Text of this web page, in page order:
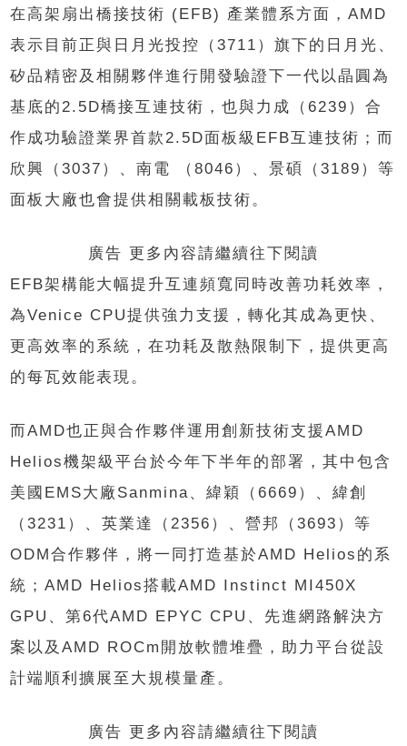
在高架扇出橋接技術 (EFB) 產業體系方面，AMD
表示目前正與日月光投控（3711）旗下的日月光、
矽品精密及相關夥伴進行開發驗證下一代以晶圓為
基底的2.5D橋接互連技術，也與力成（6239）合
作成功驗證業界首款2.5D面板級EFB互連技術；而
欣興（3037）、南電 （8046）、景碩（3189）等
面板大廠也會提供相關載板技術。
廣告 更多內容請繼續往下閱讀
EFB架構能大幅提升互連頻寬同時改善功耗效率，
為Venice CPU提供強力支援，轉化其成為更快、
更高效率的系統，在功耗及散熱限制下，提供更高
的每瓦效能表現。
而AMD也正與合作夥伴運用創新技術支援AMD
Helios機架級平台於今年下半年的部署，其中包含
美國EMS大廠Sanmina、緯穎（6669）、緯創
（3231）、英業達（2356）、營邦（3693）等
ODM合作夥伴，將一同打造基於AMD Helios的系
統；AMD Helios搭載AMD Instinct MI450X
GPU、第6代AMD EPYC CPU、先進網路解決方
案以及AMD ROCm開放軟體堆疊，助力平台從設
計端順利擴展至大規模量產。
廣告 更多內容請繼續往下閱讀